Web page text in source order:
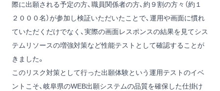
際に出願される予定の方、職員関係者の方、約９割の方々（約１
２０００名）が参加し検証いただいたことで、運用や画面に慣れ
ていただくだけでなく、実際の画面レスポンスの結果を見てシス
テムリソースの増強対策など性能テストとして確認することが
きました。
このリスク対策として行った出願体験という運用テストのイベ
ントこそ、岐阜県のWEB出願システムの品質を確保した仕掛け